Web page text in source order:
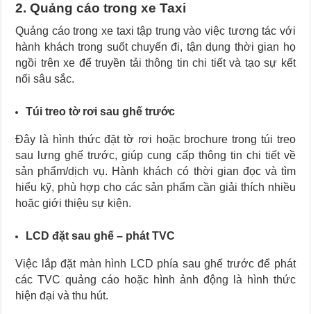
2. Quảng cáo trong xe Taxi
Quảng cáo trong xe taxi tập trung vào việc tương tác với
hành khách trong suốt chuyến đi, tận dụng thời gian họ
ngồi trên xe để truyền tải thông tin chi tiết và tạo sự kết
nối sâu sắc.
Túi treo tờ rơi sau ghế trước
Đây là hình thức đặt tờ rơi hoặc brochure trong túi treo
sau lưng ghế trước, giúp cung cấp thông tin chi tiết về
sản phẩm/dịch vụ. Hành khách có thời gian đọc và tìm
hiểu kỹ, phù hợp cho các sản phẩm cần giải thích nhiều
hoặc giới thiệu sự kiện.
LCD đặt sau ghế – phát TVC
Việc lắp đặt màn hình LCD phía sau ghế trước để phát
các TVC quảng cáo hoặc hình ảnh động là hình thức
hiện đại và thu hút.